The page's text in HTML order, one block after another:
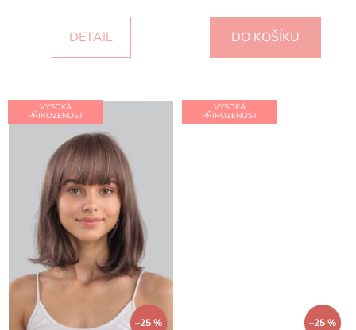
DETAIL DO KOŠÍKU
VYSOKÁ
PŘIROZENOST
–25 %
VYSOKÁ
PŘIROZENOST
–25 %